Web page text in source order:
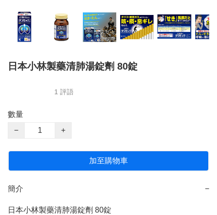
日本小林製藥清肺湯錠劑 80錠
1 評語
數量
−
+
加至購物車
簡介 −
日本小林製藥清肺湯錠劑 80錠